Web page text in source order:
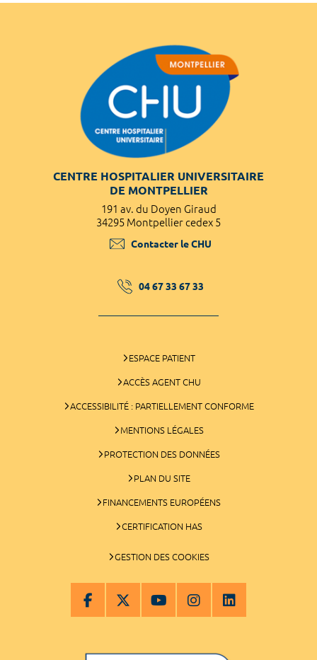
CENTRE HOSPITALIER UNIVERSITAIRE
DE MONTPELLIER
191 av. du Doyen Giraud
34295 Montpellier cedex 5
Contacter le CHU
04 67 33 67 33
ESPACE PATIENT
ACCÈS AGENT CHU
ACCESSIBILITÉ : PARTIELLEMENT CONFORME
MENTIONS LÉGALES
PROTECTION DES DONNÉES
PLAN DU SITE
FINANCEMENTS EUROPÉENS
CERTIFICATION HAS
GESTION DES COOKIES